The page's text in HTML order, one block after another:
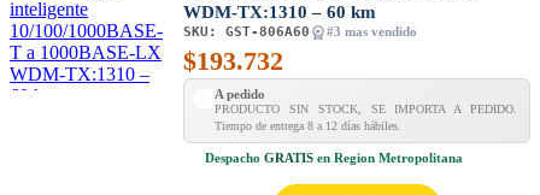
WDM-TX:1310 – 60 km
SKU: GST-806A60 #3 mas vendido
$193.732
A pedido
PRODUCTO SIN STOCK, SE IMPORTA A PEDIDO.
Tiempo de entrega 8 a 12 días hábiles.
Despacho GRATIS en Region Metropolitana